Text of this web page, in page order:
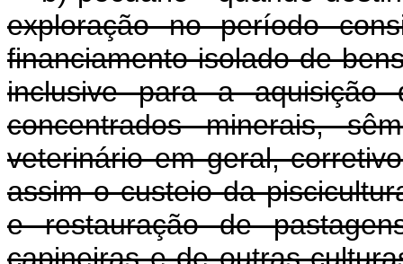
exploração no período
financiamento isolado de
inclusive para a aquisição
concentrados minerais,
veterinário em geral,
assim o custeio da
e restauração de